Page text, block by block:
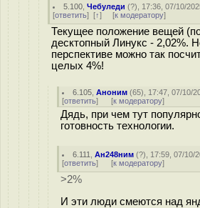
5.100 ,Чебуледи (?), 17:36, 07/10/
[ответить] [↑] [к модератору]
Текущее положение вещей
десктопный Линукс - 2,02%.
перспективе можно так
целых 4%!
6.105 ,Аноним (65), 17:47, 07/10/
[ответить] [к модератору]
Дядь, при чем тут
готовность технологии.
6.111 ,Ан248ним (?), 17:59, 07/10/
[ответить] [к модератору]
>2%
И эти люди смеются над